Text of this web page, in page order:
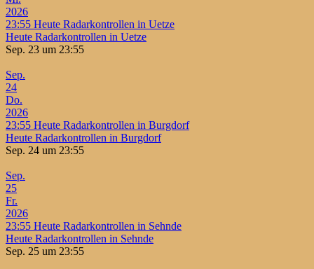
2026
23:55 Heute Radarkontrollen in Uetze
Heute Radarkontrollen in Uetze
Sep. 23 um 23:55
Sep.
24
Do.
2026
23:55 Heute Radarkontrollen in Burgdorf
Heute Radarkontrollen in Burgdorf
Sep. 24 um 23:55
Sep.
25
Fr.
2026
23:55 Heute Radarkontrollen in Sehnde
Heute Radarkontrollen in Sehnde
Sep. 25 um 23:55